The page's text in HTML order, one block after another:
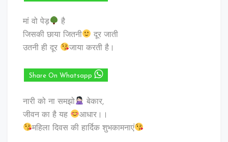
मां वो पेड़
है
जिसकी छाया जितनी
दूर जाती
उतनी ही दूर
जाया करती है।
Share On Whatsapp
नारी को ना समझो
बेकार,
जीवन का है यह
आधार।।
महिला दिवस की हार्दिक शुभकामनाएं